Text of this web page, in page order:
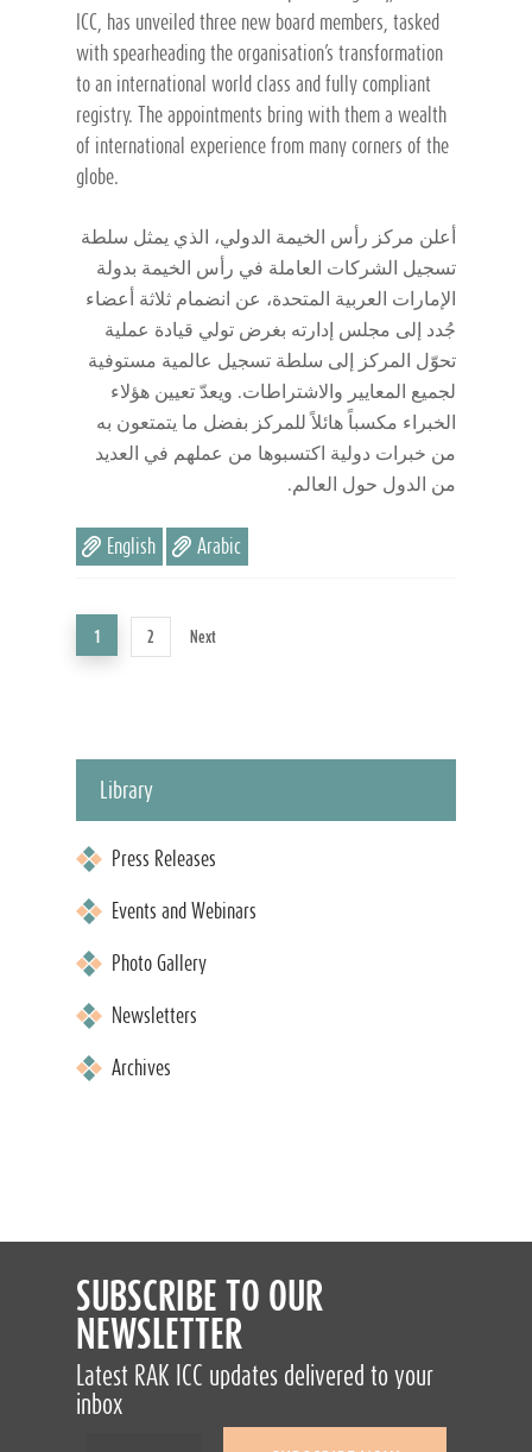
ICC, has unveiled three new board members, tasked
with spearheading the organisation’s transformation
to an international world class and fully compliant
registry. The appointments bring with them a wealth
of international experience from many corners of the
globe.
أعلن مركز رأس الخيمة الدولي، الذي يمثل سلطة
تسجيل الشركات العاملة في رأس الخيمة بدولة
الإمارات العربية المتحدة، عن انضمام ثلاثة أعضاء
جُدد إلى مجلس إدارته بغرض تولي قيادة عملية
تحوّل المركز إلى سلطة تسجيل عالمية مستوفية
لجميع المعايير والاشتراطات. ويعدّ تعيين هؤلاء
الخبراء مكسباً هائلاً للمركز بفضل ما يتمتعون به
من خبرات دولية اكتسبوها من عملهم في العديد
من الدول حول العالم.
English Arabic
1 2 Next
Library
Press Releases
Events and Webinars
Photo Gallery
Newsletters
Archives
SUBSCRIBE TO OUR
NEWSLETTER
Latest RAK ICC updates delivered to your
inbox